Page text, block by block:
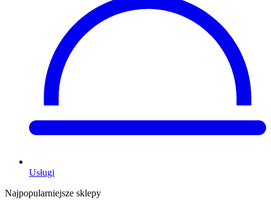
Usługi
Najpopularniejsze sklepy